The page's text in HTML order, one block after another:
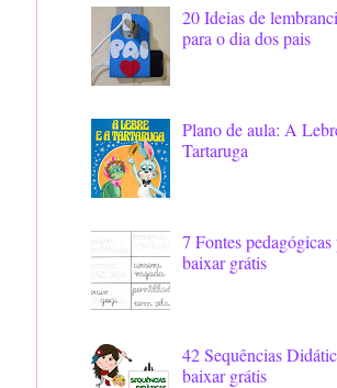
20 Ideias de
para o dia dos pais
Plano de aula: A
Tartaruga
7 Fontes pedagógicas
baixar grátis
42 Sequências
baixar grátis